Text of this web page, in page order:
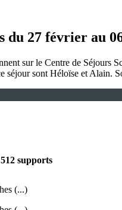
du 27 février au
sur le Centre de Séjours
séjour sont Héloïse et Alain.
512 supports
(...)